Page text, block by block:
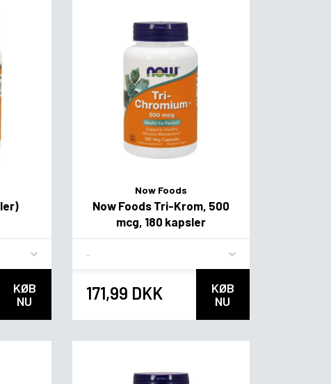
KØB
NU
Now Foods
Now Foods Tri-Krom, 500
mcg, 180 kapsler
171,99 DKK
KØB
NU